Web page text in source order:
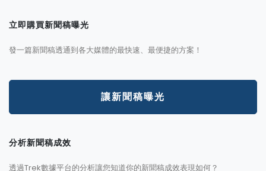
立即購買新聞稿曝光
發一篇新聞稿透通到各大媒體的最快速、最便捷的方案！
讓新聞稿曝光
分析新聞稿成效
透過Trek數據平台的分析讓您知道你的新聞稿成效表現如何？